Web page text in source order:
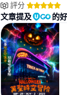
評分
文章提及 的